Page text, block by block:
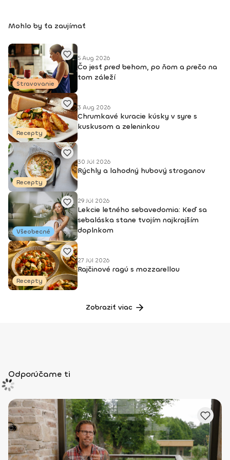
Mohlo by ťa zaujímať
Stravovanie
5 Aug 2026
Čo jesť pred behom, po ňom a prečo na
tom záleží
Recepty
3 Aug 2026
Chrumkavé kuracie kúsky v syre s
kuskusom a zeleninkou
Recepty
30 Júl 2026
Rýchly a lahodný hubový stroganov
Všeobecné
29 Júl 2026
Lekcie letného sebavedomia: Keď sa
sebaláska stane tvojím najkrajším
doplnkom
Recepty
27 Júl 2026
Rajčinové ragú s mozzarellou
Zobraziť viac
Odporúčame ti